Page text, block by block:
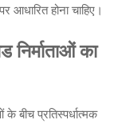
आधारित होना चाहिए।
निर्माताओं का
के बीच प्रतिस्पर्धात्मक